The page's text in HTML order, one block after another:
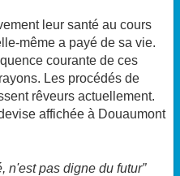
leur santé au cours
même a payé de sa vie.
courante de ces
Les procédés de
rêveurs actuellement.
affichée à Douaumont
n'est pas digne du futur”